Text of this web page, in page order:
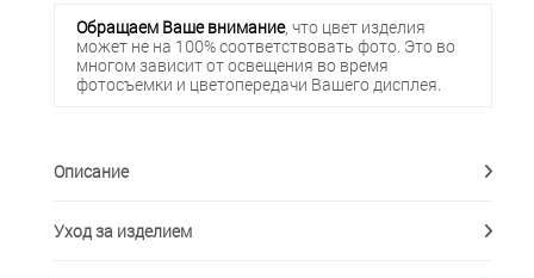
Обращаем Ваше внимание, что цвет изделия
может не на 100% соответствовать фото. Это во
многом зависит от освещения во время
фотосъемки и цветопередачи Вашего дисплея.
Описание
Уход за изделием